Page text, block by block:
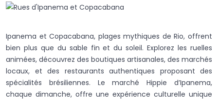
Ipanema et Copacabana, plages mythiques de Rio, offrent
bien plus que du sable fin et du soleil. Explorez les ruelles
animées, découvrez des boutiques artisanales, des marchés
locaux, et des restaurants authentiques proposant des
spécialités brésiliennes. Le marché Hippie d’Ipanema,
chaque dimanche, offre une expérience culturelle unique